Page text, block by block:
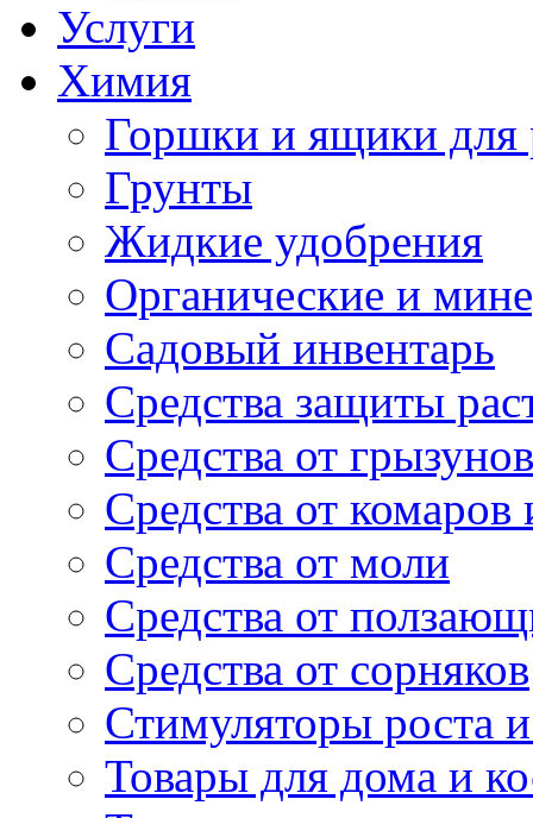
Услуги
Химия
Горшки и ящики для
Грунты
Жидкие удобрения
Органические и
Садовый инвентарь
Средства защиты
Средства от грызунов
Средства от
Средства от моли
Средства от
Средства от сорняков
Стимуляторы роста и
Товары для дома и